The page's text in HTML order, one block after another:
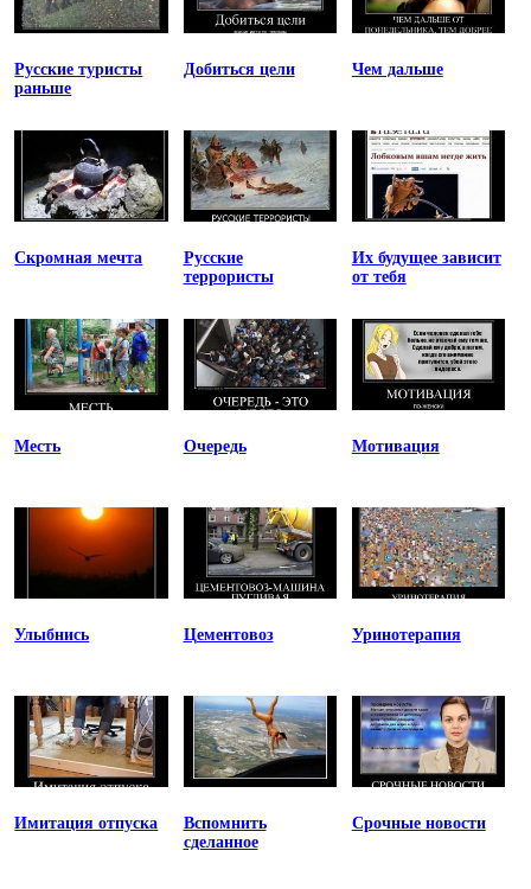
Русские туристы
раньше
Добиться цели Чем дальше
Скромная мечта
Русские
террористы
Их будущее зависит
от тебя
Месть Очередь Мотивация
Улыбнись Цементовоз Уринотерапия
Имитация отпуска
Вспомнить
сделанное
Срочные новости